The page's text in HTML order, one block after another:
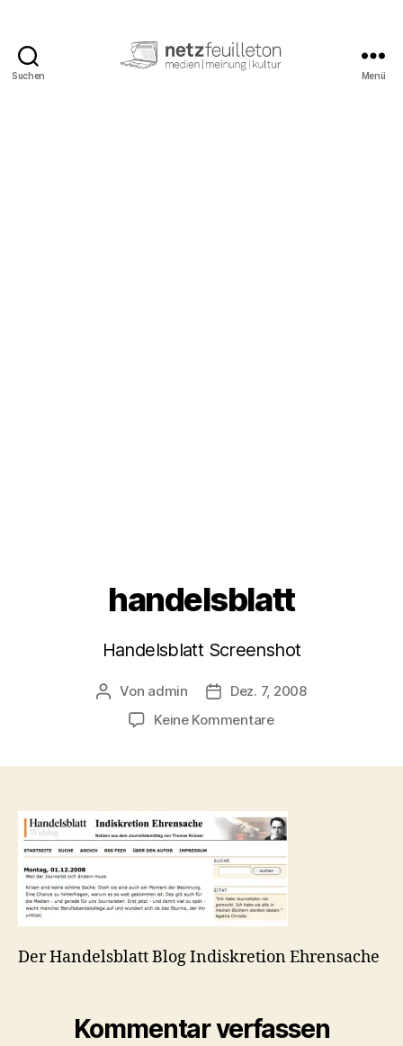
Suchen Menü
handelsblatt
Handelsblatt Screenshot
Beitragsautor
Von admin Veröffentlichungsdatum
Dez. 7, 2008
Keine Kommentarezu
Der Handelsblatt Blog Indiskretion Ehrensache
Kommentar verfassen